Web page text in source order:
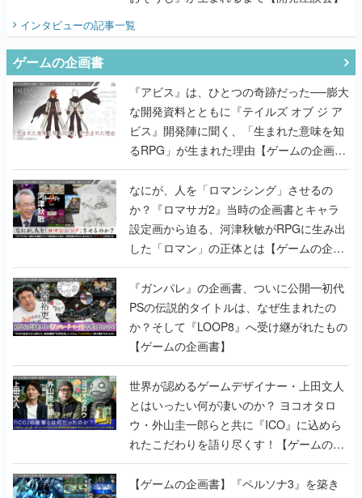
インタビューの記事一覧
ゲームの企画書
『アビス』は、ひとつの奇跡だった──膨大
な開発資料とともに『テイルズ オブ ジ ア
ビス』開発陣に聞く、「生まれた意味を知
るRPG」が生まれた理由【ゲームの企画
書】
なにが、人を「ロマンシング」させるの
か？『ロマサガ2』当時の企画書とキャラ
設定画から迫る、河津秋敏がRPGに生み出
した「ロマン」の正体とは【ゲームの企画
書】
『ガンパレ』の企画書、ついに公開━初代
PSの伝説的タイトルは、なぜ生まれたの
か？そして『LOOP8』へ受け継がれたもの
【ゲームの企画書】
世界が認めるゲームデザイナー・上田文人
とはいったい何が凄いのか？ ヨコオタロ
ウ・外山圭一郎らと共に『ICO』に込めら
れたこだわりを語り尽くす！【ゲームの企
画書】
【ゲームの企画書】『ペルソナ3』を築き